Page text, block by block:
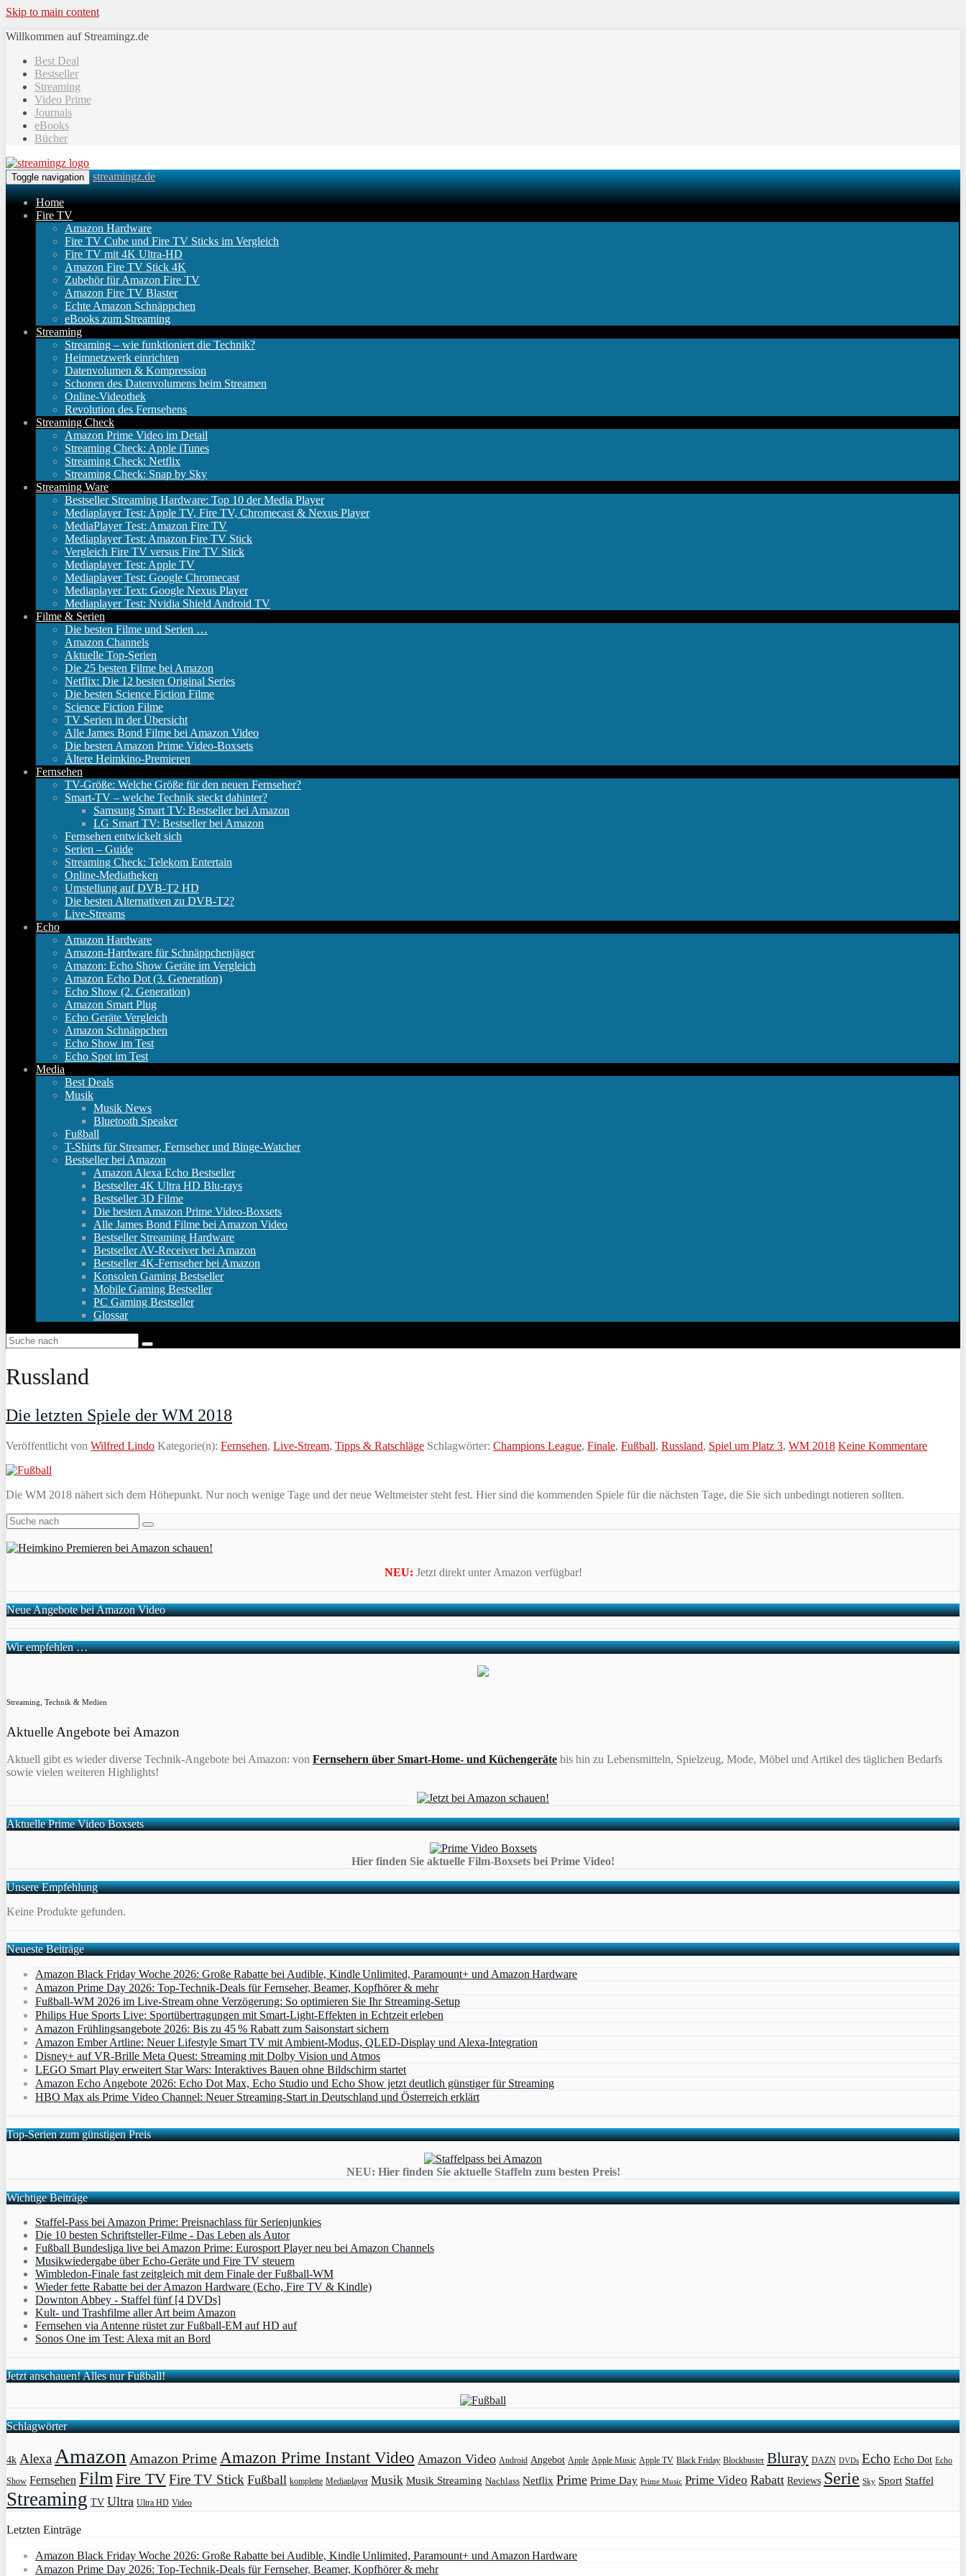
Skip to main content
Willkommen auf Streamingz.de
Best Deal
Bestseller
Streaming
Video Prime
Journals
eBooks
Bücher
Toggle navigation streamingz.de
Home
Fire TV
Amazon Hardware
Fire TV Cube und Fire TV Sticks im Vergleich
Fire TV mit 4K Ultra-HD
Amazon Fire TV Stick 4K
Zubehör für Amazon Fire TV
Amazon Fire TV Blaster
Echte Amazon Schnäppchen
eBooks zum Streaming
Streaming
Streaming – wie funktioniert die Technik?
Heimnetzwerk einrichten
Datenvolumen & Kompression
Schonen des Datenvolumens beim Streamen
Online-Videothek
Revolution des Fernsehens
Streaming Check
Amazon Prime Video im Detail
Streaming Check: Apple iTunes
Streaming Check: Netflix
Streaming Check: Snap by Sky
Streaming Ware
Bestseller Streaming Hardware: Top 10 der Media Player
Mediaplayer Test: Apple TV, Fire TV, Chromecast & Nexus Player
MediaPlayer Test: Amazon Fire TV
Mediaplayer Test: Amazon Fire TV Stick
Vergleich Fire TV versus Fire TV Stick
Mediaplayer Test: Apple TV
Mediaplayer Test: Google Chromecast
Mediaplayer Text: Google Nexus Player
Mediaplayer Test: Nvidia Shield Android TV
Filme & Serien
Die besten Filme und Serien …
Amazon Channels
Aktuelle Top-Serien
Die 25 besten Filme bei Amazon
Netflix: Die 12 besten Original Series
Die besten Science Fiction Filme
Science Fiction Filme
TV Serien in der Übersicht
Alle James Bond Filme bei Amazon Video
Die besten Amazon Prime Video-Boxsets
Ältere Heimkino-Premieren
Fernsehen
TV-Größe: Welche Größe für den neuen Fernseher?
Smart-TV – welche Technik steckt dahinter?
Samsung Smart TV: Bestseller bei Amazon
LG Smart TV: Bestseller bei Amazon
Fernsehen entwickelt sich
Serien – Guide
Streaming Check: Telekom Entertain
Online-Mediatheken
Umstellung auf DVB-T2 HD
Die besten Alternativen zu DVB-T2?
Live-Streams
Echo
Amazon Hardware
Amazon-Hardware für Schnäppchenjäger
Amazon: Echo Show Geräte im Vergleich
Amazon Echo Dot (3. Generation)
Echo Show (2. Generation)
Amazon Smart Plug
Echo Geräte Vergleich
Amazon Schnäppchen
Echo Show im Test
Echo Spot im Test
Media
Best Deals
Musik
Musik News
Bluetooth Speaker
Fußball
T-Shirts für Streamer, Fernseher und Binge-Watcher
Bestseller bei Amazon
Amazon Alexa Echo Bestseller
Bestseller 4K Ultra HD Blu-rays
Bestseller 3D Filme
Die besten Amazon Prime Video-Boxsets
Alle James Bond Filme bei Amazon Video
Bestseller Streaming Hardware
Bestseller AV-Receiver bei Amazon
Bestseller 4K-Fernseher bei Amazon
Konsolen Gaming Bestseller
Mobile Gaming Bestseller
PC Gaming Bestseller
Glossar
Russland
Die letzten Spiele der WM 2018
Veröffentlicht von Wilfred Lindo Kategorie(n): Fernsehen, Live-Stream, Tipps & Ratschläge Schlagwörter: Champions League, Finale, Fußball, Russland, Spiel um Platz 3, WM 2018 Keine Kommentare
Die WM 2018 nähert sich dem Höhepunkt. Nur noch wenige Tage und der neue Weltmeister steht fest. Hier sind die kommenden Spiele für die nächsten Tage, die Sie sich unbedingt notieren sollten.
NEU: Jetzt direkt unter Amazon verfügbar!
Neue Angebote bei Amazon Video
Wir empfehlen …
Streaming, Technik & Medien
Aktuelle Angebote bei Amazon
Aktuell gibt es wieder diverse Technik-Angebote bei Amazon: von Fernsehern über Smart-Home- und Küchengeräte bis hin zu Lebensmitteln, Spielzeug, Mode, Möbel und Artikel des täglichen Bedarfs
sowie vielen weiteren Highlights!
Aktuelle Prime Video Boxsets
Hier finden Sie aktuelle Film-Boxsets bei Prime Video!
Unsere Empfehlung
Keine Produkte gefunden.
Neueste Beiträge
Amazon Black Friday Woche 2026: Große Rabatte bei Audible, Kindle Unlimited, Paramount+ und Amazon Hardware
Amazon Prime Day 2026: Top-Technik-Deals für Fernseher, Beamer, Kopfhörer & mehr
Fußball-WM 2026 im Live-Stream ohne Verzögerung: So optimieren Sie Ihr Streaming-Setup
Philips Hue Sports Live: Sportübertragungen mit Smart‑Light‑Effekten in Echtzeit erleben
Amazon Frühlingsangebote 2026: Bis zu 45 % Rabatt zum Saisonstart sichern
Amazon Ember Artline: Neuer Lifestyle Smart TV mit Ambient‑Modus, QLED‑Display und Alexa‑Integration
Disney+ auf VR-Brille Meta Quest: Streaming mit Dolby Vision und Atmos
LEGO Smart Play erweitert Star Wars: Interaktives Bauen ohne Bildschirm startet
Amazon Echo Angebote 2026: Echo Dot Max, Echo Studio und Echo Show jetzt deutlich günstiger für Streaming
HBO Max als Prime Video Channel: Neuer Streaming‑Start in Deutschland und Österreich erklärt
Top-Serien zum günstigen Preis
NEU: Hier finden Sie aktuelle Staffeln zum besten Preis!
Wichtige Beiträge
Staffel-Pass bei Amazon Prime: Preisnachlass für Serienjunkies
Die 10 besten Schriftsteller-Filme - Das Leben als Autor
Fußball Bundesliga live bei Amazon Prime: Eurosport Player neu bei Amazon Channels
Musikwiedergabe über Echo-Geräte und Fire TV steuern
Wimbledon-Finale fast zeitgleich mit dem Finale der Fußball-WM
Wieder fette Rabatte bei der Amazon Hardware (Echo, Fire TV & Kindle)
Downton Abbey - Staffel fünf [4 DVDs]
Kult- und Trashfilme aller Art beim Amazon
Fernsehen via Antenne rüstet zur Fußball-EM auf HD auf
Sonos One im Test: Alexa mit an Bord
Jetzt anschauen! Alles nur Fußball!
Schlagwörter
4k AlexaAmazon Amazon PrimeAmazon Prime Instant Video Amazon Video Android Angebot Apple Apple Music Apple TV Black Friday Blockbuster Bluray DAZN DVDs Echo Echo Dot Echo
Show Fernsehen FilmFire TVFire TV Stick Fußball komplette Mediaplayer Musik Musik Streaming Nachlass Netflix Prime Prime Day Prime Music Prime Video Rabatt Reviews Serie Sky Sport Staffel
Streaming TV Ultra Ultra HD Video
Letzten Einträge
Amazon Black Friday Woche 2026: Große Rabatte bei Audible, Kindle Unlimited, Paramount+ und Amazon Hardware
Amazon Prime Day 2026: Top-Technik-Deals für Fernseher, Beamer, Kopfhörer & mehr